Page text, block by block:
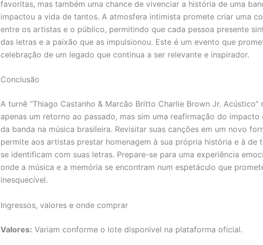
favoritas, mas também uma chance de vivenciar a história de uma
impactou a vida de tantos. A atmosfera intimista promete criar uma
entre os artistas e o público, permitindo que cada pessoa presente
das letras e a paixão que as impulsionou. Este é um evento que
celebração de um legado que continua a ser relevante e inspirador.
Conclusão
A turnê “Thiago Castanho & Marcão Britto Charlie Brown Jr. Acústico”
apenas um retorno ao passado, mas sim uma reafirmação do impacto
da banda na música brasileira. Revisitar suas canções em um novo
permite aos artistas prestar homenagem à sua própria história e à de
se identificam com suas letras. Prepare-se para uma experiência
onde a música e a memória se encontram num espetáculo que
inesquecível.
Ingressos, valores e onde comprar
Valores: Variam conforme o lote disponível na plataforma oficial.